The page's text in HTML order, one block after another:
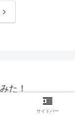
次
た！
た！.
サイドバー